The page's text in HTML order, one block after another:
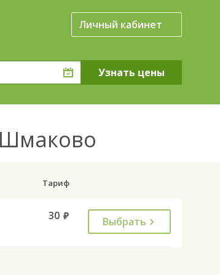
Личный кабинет
Шмаково
Тариф
30 руб. Выбрать